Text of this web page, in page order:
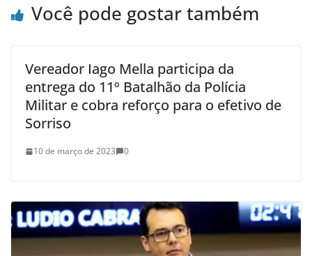
Você pode gostar também
Vereador Iago Mella participa da
entrega do 11º Batalhão da Polícia
Militar e cobra reforço para o efetivo de
Sorriso
10 de março de 2023 0